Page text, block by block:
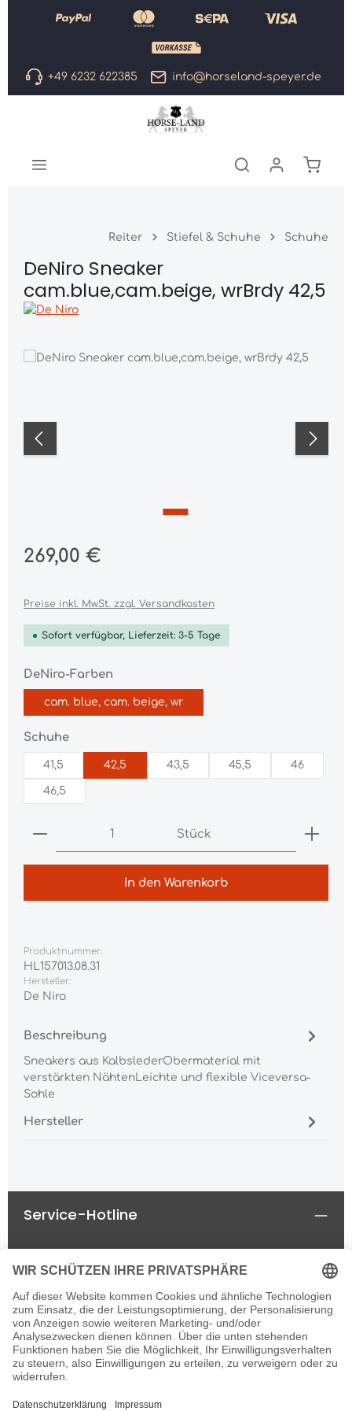
Zum Hauptinhalt springen
+49 6232 622385 info@horseland-speyer.de
Reiter Stiefel & Schuhe Schuhe
DeNiro Sneaker
cam.blue,cam.beige, wrBrdy 42,5
Bildergalerie überspringen
Regulärer Preis:
269,00 €
Preise inkl. MwSt. zzgl. Versandkosten
Sofort verfügbar, Lieferzeit: 3-5 Tage
DeNiro-Farben
cam. blue, cam. beige, wr
Schuheauswählen
41,5 42,5 43,5 45,5 46
46,5
Produkt Anzahl: Gib den gewünschten
Stück
In den Warenkorb
Produktnummer:
HL157013.08.31
Hersteller:
De Niro
Beschreibung
Sneakers aus KalbslederObermaterial mit
verstärkten NähtenLeichte und flexible Viceversa-
Sohle
Hersteller
Service-Hotline
Rechtliches
Informationen
Newsletter